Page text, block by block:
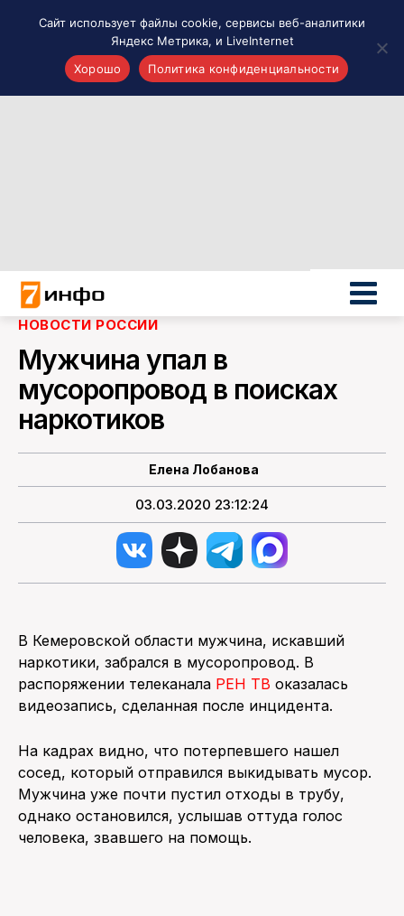
Новости России
Политика
Новости мира
О НАС
НОВОСТИ РОССИИ
Мужчина упал в
мусоропровод в поисках
наркотиков
Елена Лобанова
03.03.2020 23:12:24
В Кемеровской области мужчина, искавший
наркотики, забрался в мусоропровод. В
распоряжении телеканала РЕН ТВ оказалась
видеозапись, сделанная после инцидента.
На кадрах видно, что потерпевшего нашел
сосед, который отправился выкидывать мусор.
Мужчина уже почти пустил отходы в трубу,
однако остановился, услышав оттуда голос
человека, звавшего на помощь.
Сайт использует файлы cookie, сервисы веб-аналитики
Яндекс Метрика, и LiveInternet
Хорошо
Политика конфиденциальности